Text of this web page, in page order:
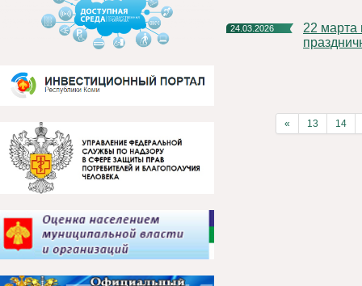
24.03.2026
22 марта в Княжпогостском доме культуры прошел
« 13 14